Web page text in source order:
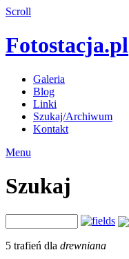
Scroll
Fotostacja.pl
Galeria
Blog
Linki
Szukaj/Archiwum
Kontakt
Menu
Szukaj
5 trafień dla drewniana